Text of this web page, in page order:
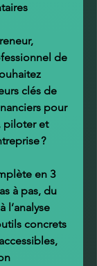
de
clés de
pour
piloter et
?
en 3
à pas, du
l’analyse
concrets